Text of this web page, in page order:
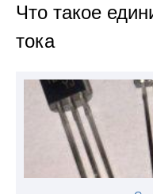
Что такое
тока